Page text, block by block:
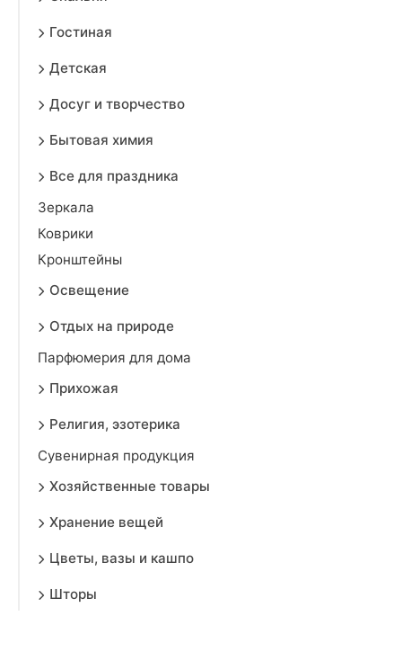
Гостиная
Детская
Досуг и творчество
Бытовая химия
Все для праздника
Зеркала
Коврики
Кронштейны
Освещение
Отдых на природе
Парфюмерия для дома
Прихожая
Религия, эзотерика
Сувенирная продукция
Хозяйственные товары
Хранение вещей
Цветы, вазы и кашпо
Шторы